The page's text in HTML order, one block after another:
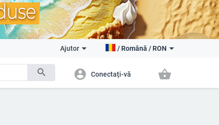
search
Ajutor / Română / RON
account_circle Conectați-vă shopping_basket